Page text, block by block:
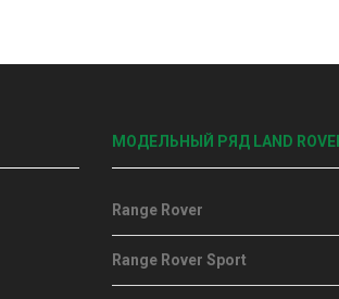
МОДЕЛЬНЫЙ РЯД LAND
Range Rover
Range Rover Sport